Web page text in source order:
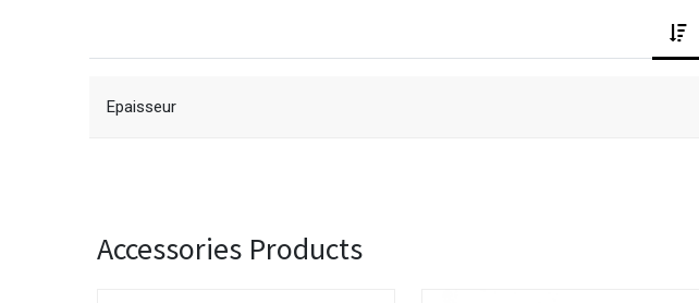
Epaisseur
Accessories Products